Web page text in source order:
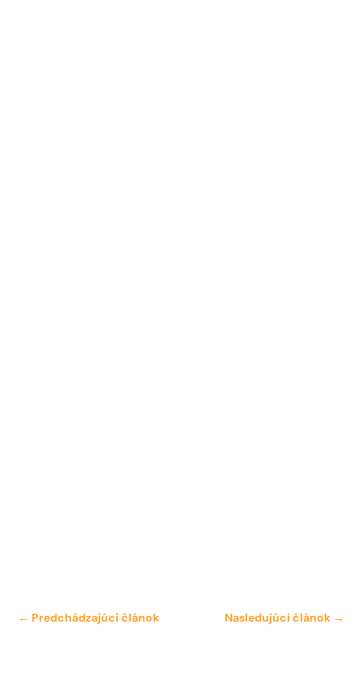
← Predchádzajúci článok Nasledujúci článok→